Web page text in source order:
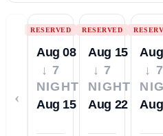
‹
RESERVED
Aug 08
↓ 7
NIGHTS
Aug 15
RESERVED
Aug 15
↓ 7
NIGHTS
Aug 22
↓ 7